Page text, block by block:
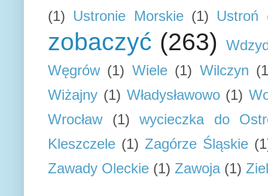
(1) Ustronie Morskie (1) Ustroń
zobaczyć (263)
Węgrów (1) Wiele (1) Wilczyn
Wiżajny (1) Władysławowo (1)
Wrocław
(1)
wycieczka do
Kleszczele (1) Zagórze Śląskie
Zawady Oleckie (1) Zawoja (1)